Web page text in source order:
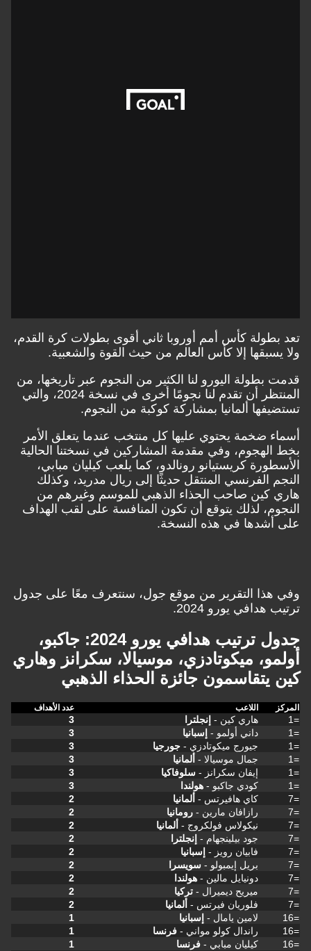
تعد بطولة كأس أمم أوروبا ثاني أقوى بطولات كرة القدم،
ولا يسبقها إلا كأس العالم من حيث القوة والشعبية.
قدمت بطولة اليورو لنا الكثير من النجوم عبر تاريخها، من
المنتظر أن تقدم لنا نجومًا أخرى في نسخة 2024، والتي
تستضيفها ألمانيا بمشاركة كوكبة من النجوم.
أسماء ضخمة يحتوي عليها كل منتخب عندما يتعلق الأمر
بخط الهجوم، وفي مقدمة المشاركين في نسختنا الحالية
الأسطورة كريستيانو رونالدو، كما يلعب كيليان مبابي،
النجم الفرنسي المنتقل حديثًا إلى ريال مدريد، وكذلك
هاري كين صاحب الحذاء الذهبي للموسم وغيرهم من
النجوم، لذلك يتوقع أن تكون المنافسة على لقب الهداف
على أشدها في هذه النسخة.
وفي هذا التقرير من موقع جول، سنتعرف معًا على جدول
ترتيب هدافي يورو 2024.
جدول ترتيب هدافي يورو 2024: جاكبو،
أولمو، ميكوتادزي، موسيالا، سكرانز وهاري
كين يتقاسمون جائزة الحذاء الذهبي
المركز اللاعب عدد الأهداف
=1 هاري كين - إنجلترا
3
=1
داني أولمو - إسبانيا
3
=1
جيورج ميكوتادزي - جورجيا
3
=1
جمال موسيالا - ألمانيا
3
=1
إيفان سكرانز - سلوفاكيا
3
=1
كودي جاكبو - هولندا
3
=7
كاي هافيرتس - ألمانيا
2
=7
رازافان مارين - رومانيا
2
=7
نيكولاس فولكروج - ألمانيا
2
=7
جود بيلينجهام - إنجلترا
2
=7
فابيان رويز - إسبانيا
2
=7
بريل إيمبولو - سويسرا
2
=7
دونيايل مالين - هولندا
2
=7
ميريح ديميرال - تركيا
2
=7
فلوريان فيرتس - ألمانيا
2
=16
لامين يامال - إسبانيا
1
=16
راندال كولو مواني - فرنسا
1
=16
كيليان مبابي - فرنسا 1